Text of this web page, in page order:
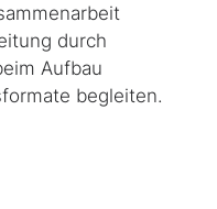
durch
Aufbau
begleiten.